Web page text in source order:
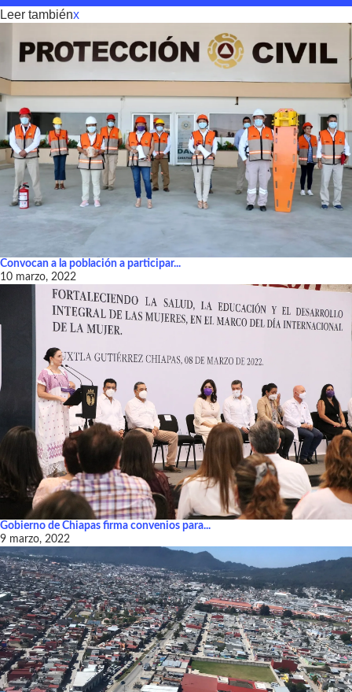
Leer tambiénx
Convocan a la población a participar...
10 marzo, 2022
Gobierno de Chiapas firma convenios para...
9 marzo, 2022